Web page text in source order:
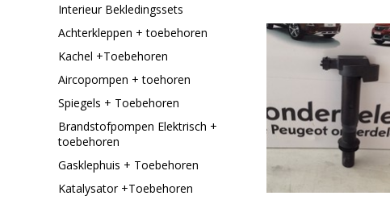
Interieur Bekledingssets
Achterkleppen + toebehoren
Kachel +Toebehoren
Aircopompen + toehoren
Spiegels + Toebehoren
Brandstofpompen Elektrisch +
toebehoren
Gasklephuis + Toebehoren
Katalysator +Toebehoren